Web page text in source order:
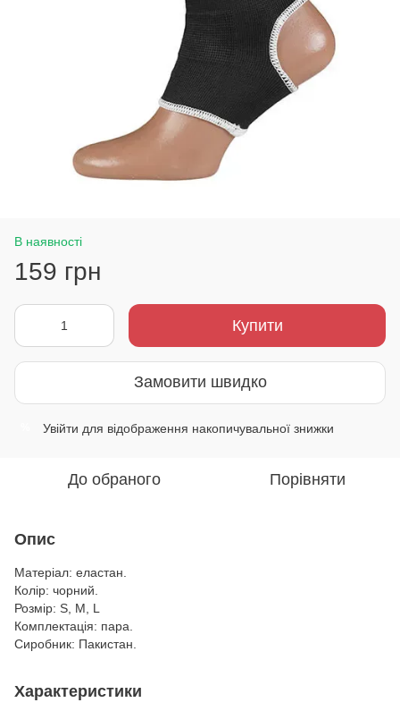
В наявності
159 грн
Купити
Замовити швидко
Увійти для відображення накопичувальної знижки
До обраного Порівняти
Опис
Матеріал: еластан.
Колір: чорний.
Розмір: S, M, L
Комплектація: пара.
Сиробник: Пакистан.
Характеристики